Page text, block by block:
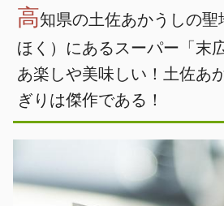
高知県の土佐あかうしの
ほく）にあるスーパー「末
あ楽しや美味しい！土佐あ
ぎりは傑作である！